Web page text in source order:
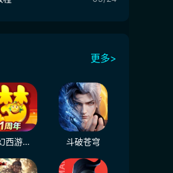
更多>
梦幻西游（大陆服） 斗破苍穹